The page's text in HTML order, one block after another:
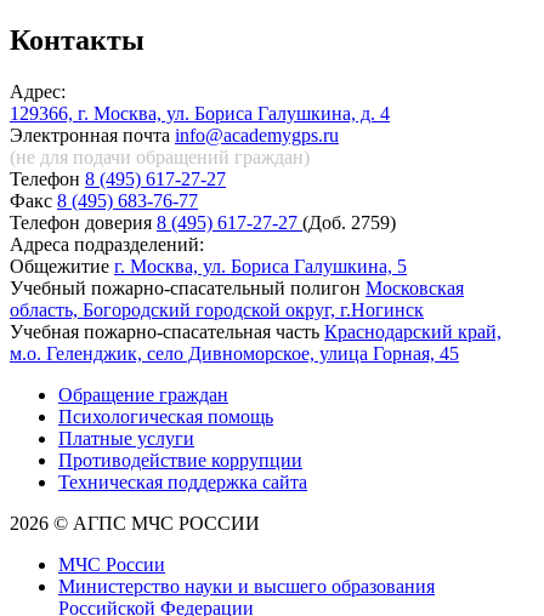
Контакты
Адрес:
129366, г. Москва, ул. Бориса Галушкина, д. 4
Электронная почта info@academygps.ru
(не для подачи обращений граждан)
Телефон 8 (495) 617-27-27
Факс 8 (495) 683-76-77
Телефон доверия 8 (495) 617-27-27 (Доб. 2759)
Адреса подразделений:
Общежитие г. Москва, ул. Бориса Галушкина, 5
Учебный пожарно-спасательный полигон Московская
область, Богородский городской округ, г.Ногинск
Учебная пожарно-спасательная часть Краснодарский край,
м.о. Геленджик, село Дивноморское, улица Горная, 45
Обращение граждан
Психологическая помощь
Платные услуги
Противодействие коррупции
Техническая поддержка сайта
2026 © АГПС МЧС РОССИИ
МЧС России
Министерство науки и высшего образования
Российской Федерации